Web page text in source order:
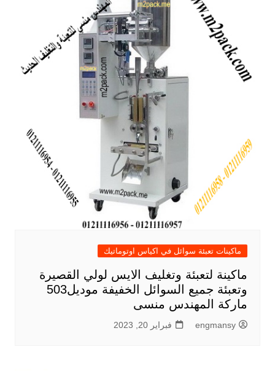
ماكينات تعبئة سوائل في اكياس اوتوماتيك
ماكينة لتعبئة وتغليف الايس لولي القصيرة
وتعبئة جميع السوائل الخفيفة موديل503
ماركة المهندس منسى
engmansy فبراير 20, 2023